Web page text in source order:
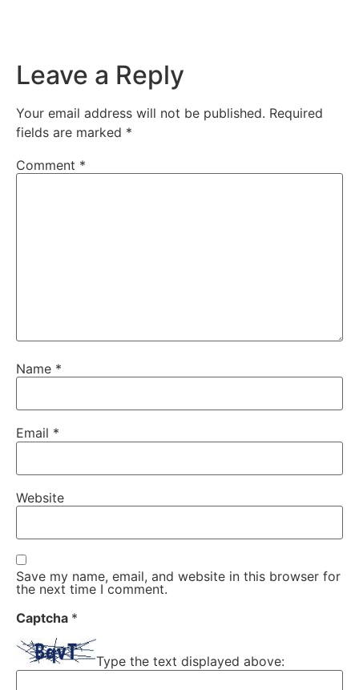
Leave a Reply
Your email address will not be published. Required
fields are marked *
Comment *
Name *
Email *
Website
Save my name, email, and website in this browser for
the next time I comment.
Captcha *
Type the text displayed above: